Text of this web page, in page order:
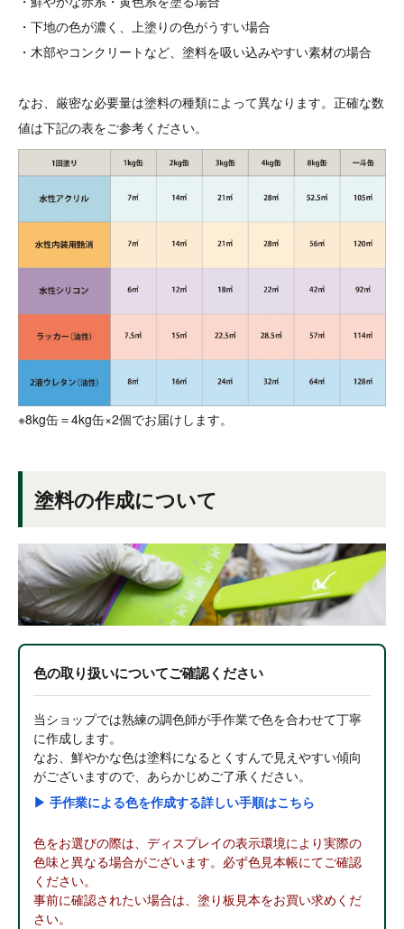
・下地の色が濃く、上塗りの色がうすい場合
・木部やコンクリートなど、塗料を吸い込みやすい素材の場合
なお、厳密な必要量は塗料の種類によって異なります。正確な数
値は下記の表をご参考ください。
※8kg缶＝4kg缶×2個でお届けします。
塗料の作成について
色の取り扱いについてご確認ください
当ショップでは熟練の調色師が手作業で色を合わせて丁寧
に作成します。
なお、鮮やかな色は塗料になるとくすんで見えやすい傾向
がございますので、あらかじめご了承ください。
▶ 手作業による色を作成する詳しい手順はこちら
色をお選びの際は、ディスプレイの表示環境により実際の
色味と異なる場合がございます。必ず色見本帳にてご確認
ください。
事前に確認されたい場合は、塗り板見本をお買い求めくだ
さい。